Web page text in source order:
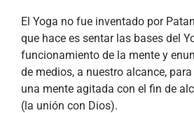
El Yoga no fue inventado por
que hace es sentar las bases del
funcionamiento de la mente y
de medios, a nuestro alcance,
una mente agitada con el fin de
(la unión con Dios).